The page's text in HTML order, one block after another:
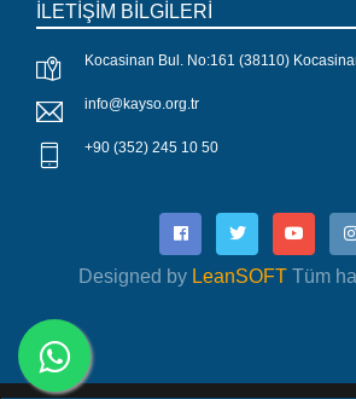
İLETİŞİM BİLGİLERİ
Kocasinan Bul. No:161 (38110)
info@kayso.org.tr
+90 (352) 245 10 50
Designed by LeanSOFTTüm